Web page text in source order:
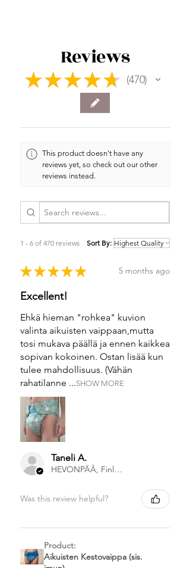
Reviews
★ ★ ★ ★ ★ 470
470
This product doesn't have any
reviews yet, so check out our other
reviews instead.
1 - 6 of 470 reviews Sort By:
★ ★ ★ ★ ★ 5 months ago
Excellent!
Ehkä hieman "rohkea" kuvion
valinta aikuisten vaippaan,mutta
tosi mukava päällä ja ennen kaikkea
sopivan kokoinen. Ostan lisää kun
tulee mahdollisuus. (Vähän
rahatilanne ...SHOW MORE
Taneli A.
HEVONPÄÄ, Finland
Was this review helpful?
Product:
Aikuisten Kestovaippa (sis.